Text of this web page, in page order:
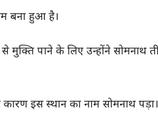
बना हुआ है।
मुक्ति पाने के लिए उन्होंने सोमनाथ
इस स्थान का नाम सोमनाथ पड़ा।